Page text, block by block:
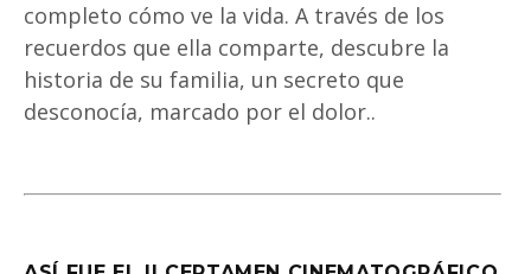
completo cómo ve la vida. A través de los
recuerdos que ella comparte, descubre la
historia de su familia, un secreto que
desconocía, marcado por el dolor..